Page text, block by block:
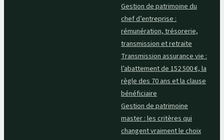
Gestion de patrimoine du
chef d’entreprise :
rémunération, trésorerie,
transmission et retraite
Transmission assurance vie :
l’abattement de 152 500 €, la
règle des 70 ans et la clause
bénéficiaire
Gestion de patrimoine
master : les critères qui
changent vraiment le choix